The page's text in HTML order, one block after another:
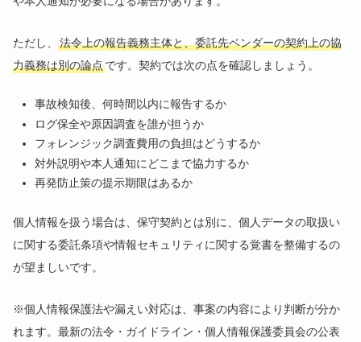
ただし、法令上の報告義務主体と、委託先ベンダーの契約上の協
力義務は別の論点です。契約では次の点を確認しましょう。
事故検知後、何時間以内に報告するか
ログ保全や原因調査を誰が担うか
フォレンジック調査費用の負担はどうするか
対外説明や本人通知にどこまで協力するか
再発防止策の提示期限はあるか
個人情報を扱う場合は、保守契約とは別に、個人データの取扱い
に関する委託条項や情報セキュリティに関する覚書を整備するの
が望ましいです。
※個人情報保護法や漏えい対応は、事案の内容により判断が分か
れます。最新の法令・ガイドライン・個人情報保護委員会の公表